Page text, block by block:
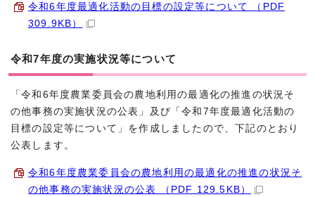
令和6年度最適化活動の目標の設定等について （PDF
309.9KB）
令和7年度の実施状況等について
「令和6年度農業委員会の農地利用の最適化の推進の状況そ
の他事務の実施状況の公表」及び「令和7年度最適化活動の
目標の設定等について」を作成しましたので、下記のとおり
公表します。
令和6年度農業委員会の農地利用の最適化の推進の状況そ
の他事務の実施状況の公表 （PDF 129.5KB）